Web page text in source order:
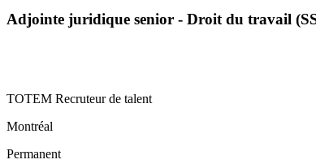
Adjointe juridique senior - Droit du travail
TOTEM Recruteur de talent
Montréal
Permanent